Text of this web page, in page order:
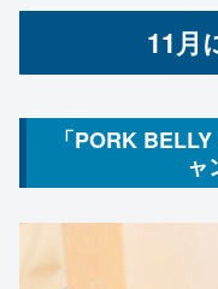
11月
「PORK
ャ